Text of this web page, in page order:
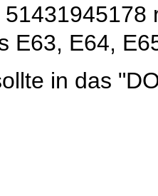
E63, E64,
in das